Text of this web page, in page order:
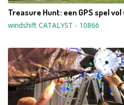
Treasure Hunt: een GPS spel
windshift CATALYST - 10866